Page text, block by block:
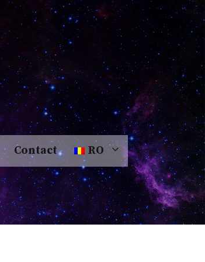
Contact RO